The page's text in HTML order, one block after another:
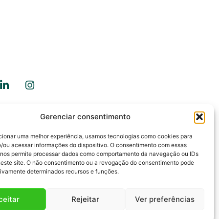
Gerenciar consentimento
uma melhor experiência, usamos tecnologias como cookies para
ou acessar informações do dispositivo. O consentimento com essas
permite processar dados como comportamento da navegação ou IDs
site. O não consentimento ou a revogação do consentimento pode
determinados recursos e funções.
Rejeitar Ver preferências
Fale com a gente!